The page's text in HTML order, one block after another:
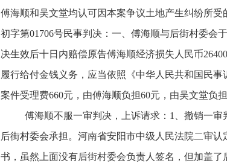
傅海顺和吴文堂均认可因本案争议土地产生纠纷所受
初字第01706号民事判决：一、傅海顺与后街村委会
决生效后十日内赔偿原告傅海顺经济损失人民币
履行给付金钱义务，应当依照《中华人民共和国民
案件受理费660元，由傅海顺负担60元，由吴文堂负担
傅海顺不服一审判决，上诉请求：1、撤销一
后街村委会承担。河南省安阳市中级人民法院二审
书，虽然上面没有后街村委会负责人签名，但加盖